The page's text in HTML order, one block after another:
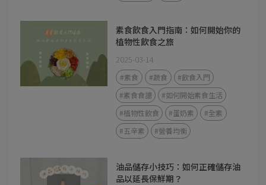
素食飲食入門指南：如何開始你的
植物性飲食之旅
2025-03-14
#素食 #蔬食
#飲食入門
#素食食譜
#如何開始素食生活
#植物性飲食
#蛋奶素
#全素
#五辛素
#營養均衡
油品儲存小技巧：如何正確儲存油
品以延長保鮮期？